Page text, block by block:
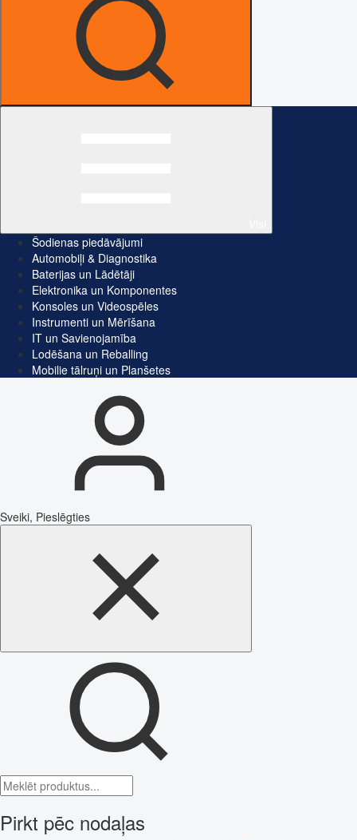
Šodienas piedāvājumi
Automobiļi & Diagnostika
Baterijas un Lādētāji
Elektronika un Komponentes
Konsoles un Videospēles
Instrumenti un Mērīšana
IT un Savienojamība
Lodēšana un Reballing
Mobilie tālruņi un Planšetes
Sveiki, Pieslēgties
Pirkt pēc nodaļas